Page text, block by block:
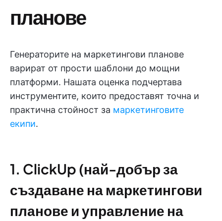
планове
Генераторите на маркетингови планове
варират от прости шаблони до мощни
платформи. Нашата оценка подчертава
инструментите, които предоставят точна и
практична стойност за маркетинговите
екипи.
1. ClickUp (най-добър за
създаване на маркетингови
планове и управление на